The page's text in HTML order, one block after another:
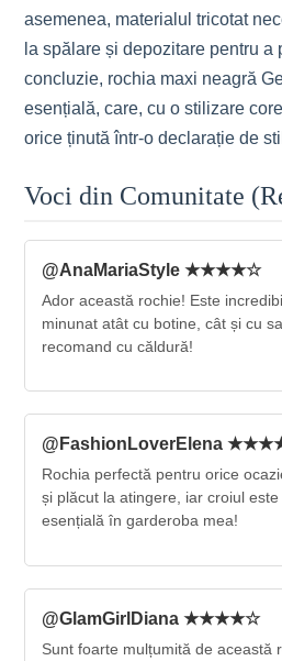
asemenea, materialul tricotat
la spălare și depozitare pentru a
concluzie, rochia maxi neagră
esențială, care, cu o stilizare
orice ținută într-o declarație de
Voci din Comunitate
@AnaMariaStyle ★★★★☆
Ador această rochie! Este
minunat atât cu botine, cât și cu
recomand cu căldură!
@FashionLoverElena
Rochia perfectă pentru orice
și plăcut la atingere, iar croiul
esențială în garderoba mea!
@GlamGirlDiana ★★★★☆
Sunt foarte mulțumită de această